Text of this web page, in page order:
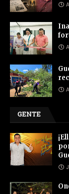
GENTE